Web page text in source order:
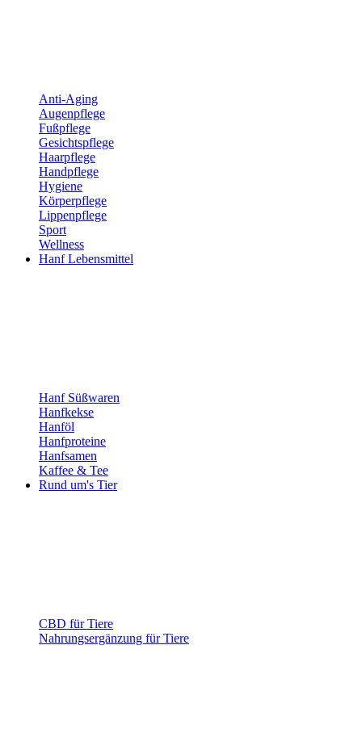
Anti-Aging
Augenpflege
Fußpflege
Gesichtspflege
Haarpflege
Handpflege
Hygiene
Körperpflege
Lippenpflege
Sport
Wellness
Hanf Lebensmittel
Hanf Süßwaren
Hanfkekse
Hanföl
Hanfproteine
Hanfsamen
Kaffee & Tee
Rund um's Tier
CBD für Tiere
Nahrungsergänzung für Tiere